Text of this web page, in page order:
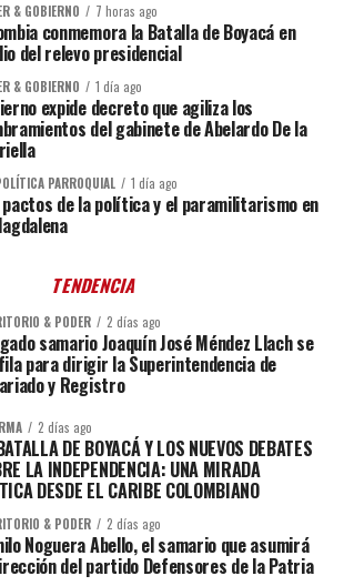
& GOBIERNO 7 horas ago
conmemora la Batalla de Boyacá en
del relevo presidencial
& GOBIERNO 1 día ago
expide decreto que agiliza los
del gabinete de Abelardo De la
PARROQUIAL 1 día ago
pactos de la política y el paramilitarismo en
TENDENCIA
& PODER 2 días ago
samario Joaquín José Méndez Llach se
para dirigir la Superintendencia de
y Registro
2 días ago
DE BOYACÁ Y LOS NUEVOS DEBATES
LA INDEPENDENCIA: UNA MIRADA
DESDE EL CARIBE COLOMBIANO
& PODER 2 días ago
Noguera Abello, el samario que asumirá
del partido Defensores de la Patria